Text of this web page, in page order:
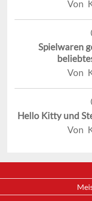
Von
Spielwaren
Von
Hello Kitty und
Von